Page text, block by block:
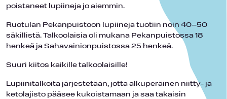
poistaneet lupiineja jo aiemmin.
Ruotulan Pekanpuistoon lupiineja tuotiin noin 40–50
säkillistä. Talkoolaisia oli mukana Pekanpuistossa 18
henkeä ja Sahavainionpuistossa 25 henkeä.
Suuri kiitos kaikille talkoolaisille!
Lupiinitalkoita järjestetään, jotta alkuperäinen niitty- ja
ketolajisto pääsee kukoistamaan ja saa takaisin